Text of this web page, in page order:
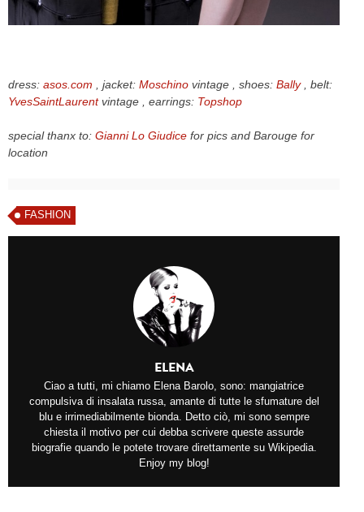
dress: asos.com , jacket: Moschino vintage , shoes: Bally, belt:
YvesSaintLaurentvintage , earrings: Topshop
special thanx to: Gianni Lo Giudice for pics and Barouge for
location
FASHION
ELENA
Ciao a tutti, mi chiamo Elena Barolo, sono: mangiatrice
compulsiva di insalata russa, amante di tutte le sfumature del
blu e irrimediabilmente bionda. Detto ciò, mi sono sempre
chiesta il motivo per cui debba scrivere queste assurde
biografie quando le potete trovare direttamente su Wikipedia.
Enjoy my blog!